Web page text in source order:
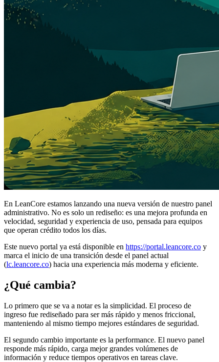
En LeanCore estamos lanzando una nueva versión de nuestro panel
administrativo. No es solo un rediseño: es una mejora profunda en
velocidad, seguridad y experiencia de uso, pensada para equipos
que operan crédito todos los días.
Este nuevo portal ya está disponible en https://portal.leancore.co y
marca el inicio de una transición desde el panel actual
(lc.leancore.co) hacia una experiencia más moderna y eficiente.
¿Qué cambia?
Lo primero que se va a notar es la simplicidad. El proceso de
ingreso fue rediseñado para ser más rápido y menos friccional,
manteniendo al mismo tiempo mejores estándares de seguridad.
El segundo cambio importante es la performance. El nuevo panel
responde más rápido, carga mejor grandes volúmenes de
información y reduce tiempos operativos en tareas clave.